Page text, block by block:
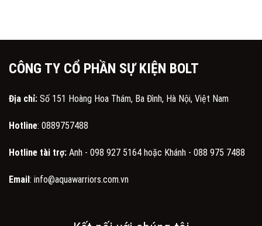
CÔNG TY CỔ PHẦN SỰ KIỆN BOLT
Địa chỉ: Số 151 Hoàng Hoa Thám, Ba Đình, Hà Nội, Việt Nam
Hotline: 0889757488
Hotline tài trợ: Anh - 098 927 5164 hoặc Khánh - 088 975 7488
Email: info@aquawarriors.com.vn